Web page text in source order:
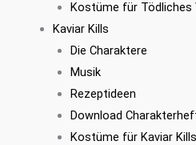
Kostüme für Tödliches
Kaviar Kills
Die Charaktere
Musik
Rezeptideen
Download
Kostüme für Kaviar Kills